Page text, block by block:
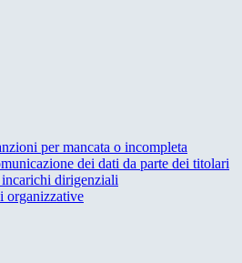
per mancata o incompleta
dei dati da parte dei titolari
dirigenziali
organizzative